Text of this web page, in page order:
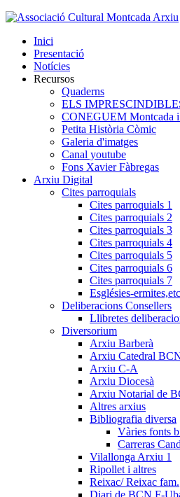
Inici
Presentació
Notícies
Recursos
Quaderns
ELS
CONEGUEM Montcada
Petita Història Còmic
Galeria d'imatges
Canal youtube
Fons Xavier Fàbregas
Arxiu Digital
Cites parroquials
Cites parroquials 1
Cites parroquials 2
Cites parroquials 3
Cites parroquials 4
Cites parroquials 5
Cites parroquials 6
Cites parroquials 7
Esglésies-ermites,etc
Deliberacions Consellers
Llibretes
Diversorium
Arxiu Barberà
Arxiu Catedral
Arxiu C-A
Arxiu Diocesà
Arxiu Notarial de
Altres arxius
Bibliografia diversa
Vàries fonts
Carreras
Vilallonga Arxiu 1
Ripollet i altres
Reixac/ Reixac fam.
Diari de BCN F-